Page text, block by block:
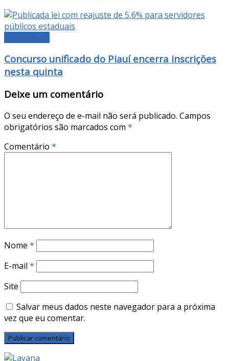
Concurso unificado do Piauí encerra inscrições
nesta quinta
Deixe um comentário
O seu endereço de e-mail não será publicado. Campos
obrigatórios são marcados com *
Comentário *
Nome *
E-mail *
Site
Salvar meus dados neste navegador para a próxima
vez que eu comentar.